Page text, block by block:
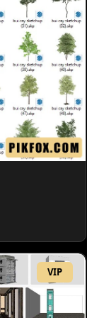
VIP